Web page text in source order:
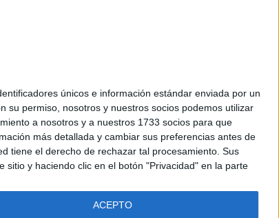
únicos e información estándar enviada por un
su permiso, nosotros y nuestros socios podemos utilizar
a nosotros y a nuestros 1733 socios para que
más detallada y cambiar sus preferencias antes de
tiene el derecho de rechazar tal procesamiento. Sus
y haciendo clic en el botón "Privacidad" en la parte
ACEPTO
593 2767